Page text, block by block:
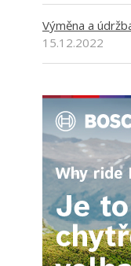
Výměna a
15.12.2022